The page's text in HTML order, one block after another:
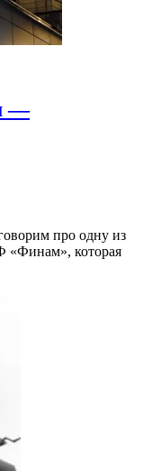
—
про одну из
«Финам», которая